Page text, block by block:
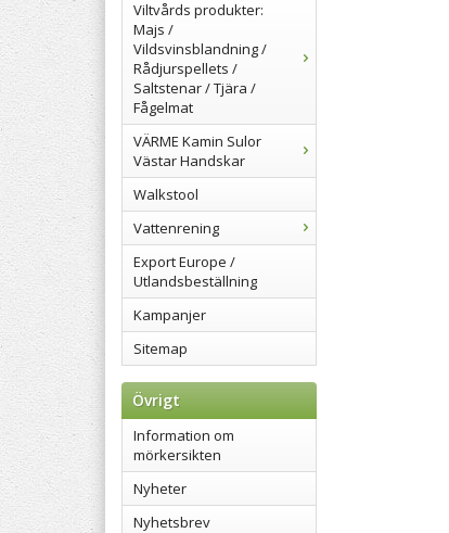
Viltvårds produkter:
Majs /
Vildsvinsblandning /
Rådjurspellets /
Saltstenar / Tjära /
Fågelmat
VÄRME Kamin Sulor
Västar Handskar
Walkstool
Vattenrening
Export Europe /
Utlandsbeställning
Kampanjer
Sitemap
Övrigt
Information om
mörkersikten
Nyheter
Nyhetsbrev